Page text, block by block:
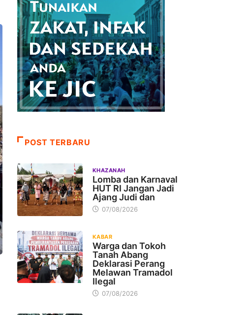
POST TERBARU
KHAZANAH
Lomba dan Karnaval
HUT RI Jangan Jadi
Ajang Judi dan
07/08/2026
KABAR
Warga dan Tokoh
Tanah Abang
Deklarasi Perang
Melawan Tramadol
Ilegal
07/08/2026